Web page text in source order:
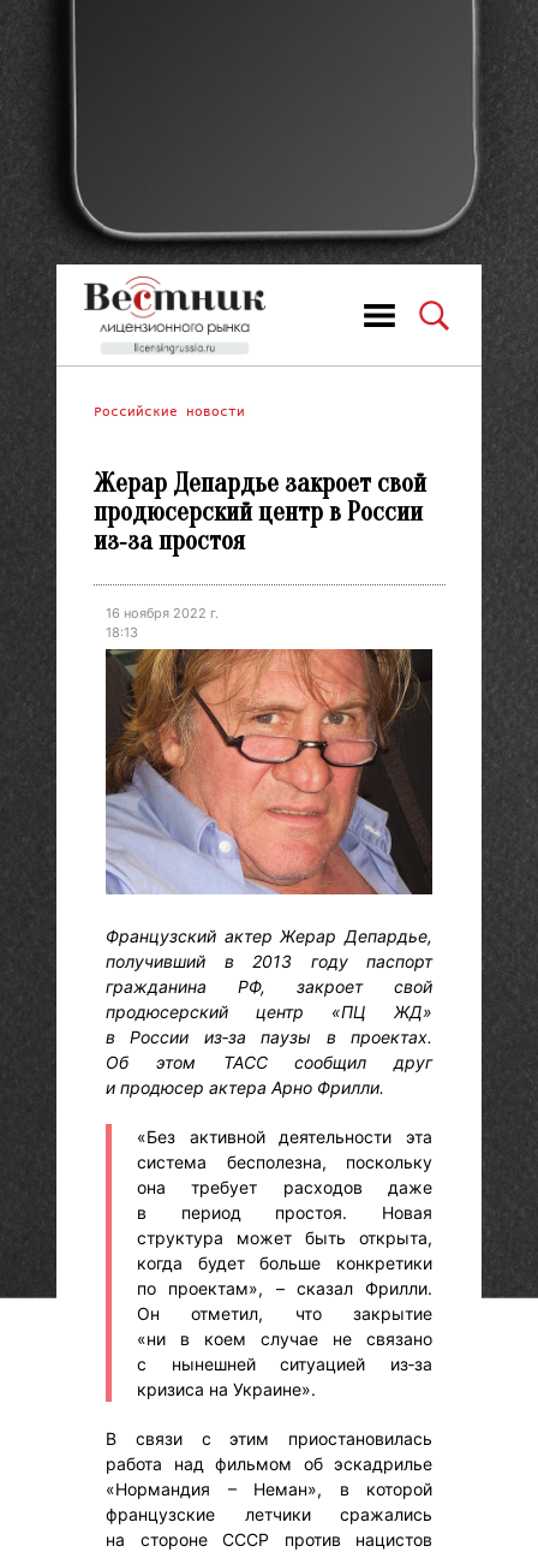
Российские новости
Жерар Депардье закроет свой
продюсерский центр в России
из‑за простоя
16 ноября 2022 г.
18:13
Французский актер Жерар Депардье,
получивший в 2013 году паспорт
гражданина РФ, закроет свой
продюсерский центр «ПЦ ЖД»
в России из‑за паузы в проектах.
Об этом ТАСС сообщил друг
и продюсер актера Арно Фрилли.
«Без активной деятельности эта
система бесполезна, поскольку
она требует расходов даже
в период простоя. Новая
структура может быть открыта,
когда будет больше конкретики
по проектам», – сказал Фрилли.
Он отметил, что закрытие
«ни в коем случае не связано
с нынешней ситуацией из‑за
кризиса на Украине».
В связи с этим приостановилась
работа над фильмом об эскадрилье
«Нормандия – Неман», в которой
французские летчики сражались
на стороне СССР против нацистов